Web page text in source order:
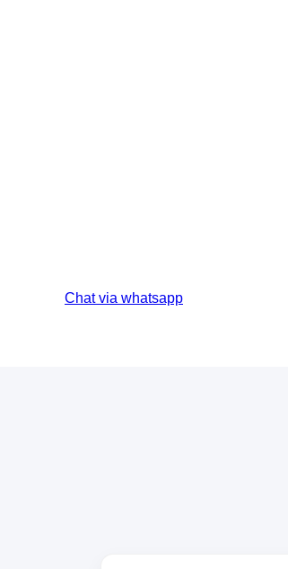
Chat via whatsapp